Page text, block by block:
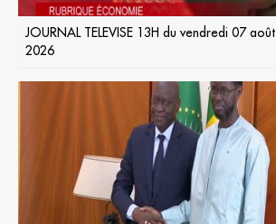
JOURNAL TELEVISE 13H du vendredi 07 août
2026